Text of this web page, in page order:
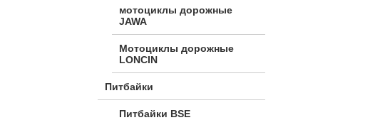
мотоциклы дорожные
JAWA
Мотоциклы дорожные
LONCIN
Питбайки
Питбайки BSE